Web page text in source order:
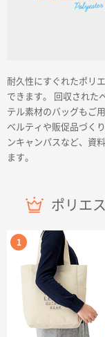
ターゲットから探
目的・シーンから
イベントから探す
印刷色から探す
サイトメニュー
耐久性にすぐれたポリ
できます。 回収された
テル素材のバッグもご
ベルティや販促品づく
ンキャンパスなど、資
ます。
ポリエ